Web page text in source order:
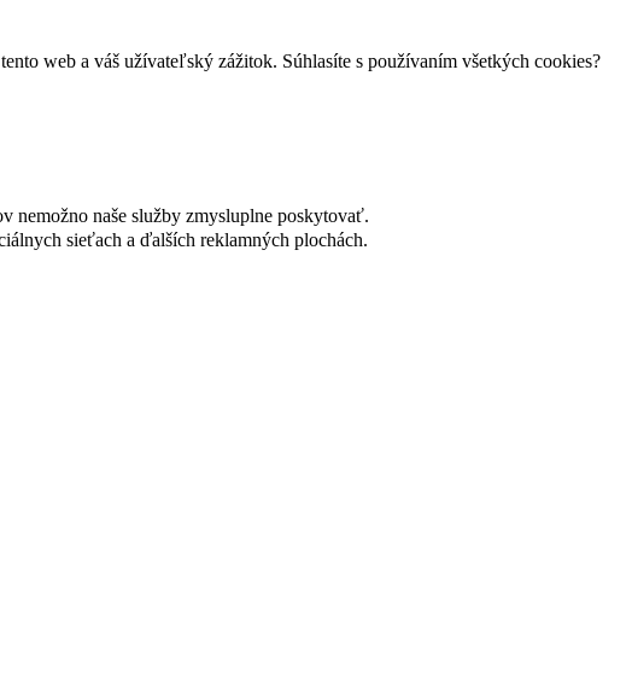
web a váš užívateľský zážitok. Súhlasíte s používaním všetkých cookies?
nemožno naše služby zmysluplne poskytovať.
sieťach a ďalších reklamných plochách.